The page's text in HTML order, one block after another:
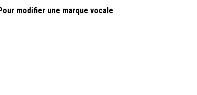
modifier une marque vocale